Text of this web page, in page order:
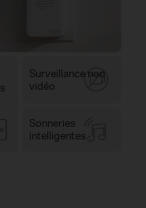
Surveillance non
vidéo
Sonneries
intelligentes